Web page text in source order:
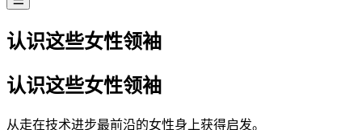
认识这些女性领袖
认识这些女性领袖
从走在技术进步最前沿的女性身上获得启发。